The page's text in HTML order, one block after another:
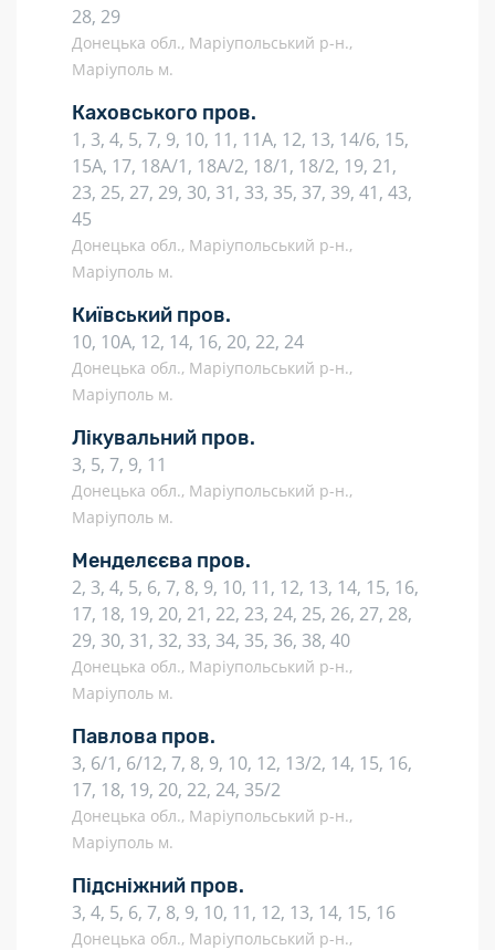
28, 29
Донецька обл., Маріупольський р-н.,
Маріуполь м.
Каховського пров.
1, 3, 4, 5, 7, 9, 10, 11, 11А, 12, 13, 14/6, 15,
15А, 17, 18А/1, 18А/2, 18/1, 18/2, 19, 21,
23, 25, 27, 29, 30, 31, 33, 35, 37, 39, 41, 43,
45
Донецька обл., Маріупольський р-н.,
Маріуполь м.
Київський пров.
10, 10А, 12, 14, 16, 20, 22, 24
Донецька обл., Маріупольський р-н.,
Маріуполь м.
Лікувальний пров.
3, 5, 7, 9, 11
Донецька обл., Маріупольський р-н.,
Маріуполь м.
Менделєєва пров.
2, 3, 4, 5, 6, 7, 8, 9, 10, 11, 12, 13, 14, 15, 16,
17, 18, 19, 20, 21, 22, 23, 24, 25, 26, 27, 28,
29, 30, 31, 32, 33, 34, 35, 36, 38, 40
Донецька обл., Маріупольський р-н.,
Маріуполь м.
Павлова пров.
3, 6/1, 6/12, 7, 8, 9, 10, 12, 13/2, 14, 15, 16,
17, 18, 19, 20, 22, 24, 35/2
Донецька обл., Маріупольський р-н.,
Маріуполь м.
Підсніжний пров.
3, 4, 5, 6, 7, 8, 9, 10, 11, 12, 13, 14, 15, 16
Донецька обл., Маріупольський р-н.,